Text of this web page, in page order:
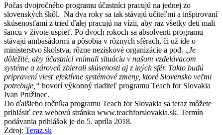
Počas dvojročného programu účastníci pracujú na jednej zo
slovenských škôl. Na dva roky sa tak stávajú učiteľmi a inšpirovaní
skúsenosťami z tried ďalej pracujú na vízii, aby raz všetky deti mali
šancu v živote uspieť. Po dvoch rokoch sa absolventi programu
stávajú ambasádormi a pôsobia v rôznych sférach, či už ide o
ministerstvo školstva, rôzne neziskové organizácie a pod. „Je
dôležité, aby účastníci vnímali situáciu v našom vzdelávacom
systéme a zároveň zbierali skúsenosti aj z iných sfér. Takto budú
pripravení viesť efektívne systémové zmeny, ktoré Slovensko veľmi
potrebuje,“ hovorí výkonný riaditeľ programu Teach for Slovakia
Ivan Pružinec.
Do ďalšieho ročníka programu Teach for Slovakia sa teraz môžete
prihlásiť cez webovú stránku www.teachforslovakia.sk. Termín
podávania prihlášok je do 5. apríla 2018.
Zdroj: Teraz.sk